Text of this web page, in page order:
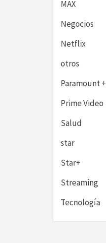
MAX
Negocios
Netflix
otros
Paramount +
Prime Video
Salud
star
Star+
Streaming
Tecnología